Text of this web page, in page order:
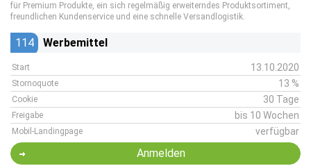
für Premium Produkte, ein sich regelmäßig erweiterndes Produktsortiment,
freundlichen Kundenservice und eine schnelle Versandlogistik.
114 Werbemittel
Start 13.10.2020
Stornoquote 13 %
Cookie 30 Tage
Freigabe bis 10 Wochen
Mobil-Landingpage verfügbar
Anmelden